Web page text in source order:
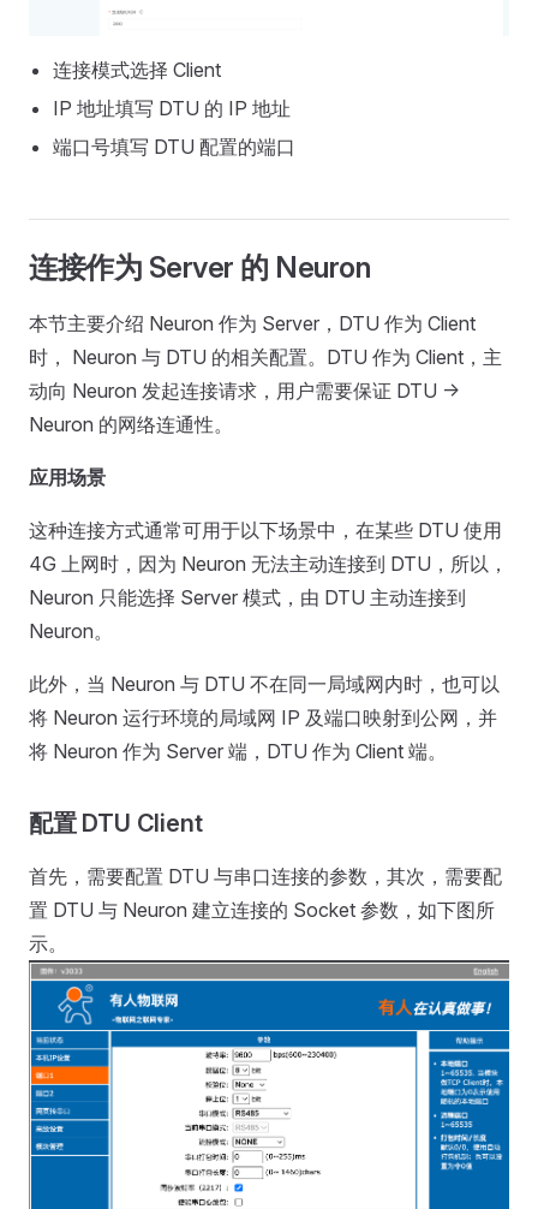
连接模式选择 Client
IP 地址填写 DTU 的 IP 地址
端口号填写 DTU 配置的端口
连接作为 Server 的 Neuron
本节主要介绍 Neuron 作为 Server，DTU 作为 Client
时， Neuron 与 DTU 的相关配置。DTU 作为 Client，主
动向 Neuron 发起连接请求，用户需要保证 DTU ->
Neuron 的网络连通性。
应用场景
这种连接方式通常可用于以下场景中，在某些 DTU 使用
4G 上网时，因为 Neuron 无法主动连接到 DTU，所以，
Neuron 只能选择 Server 模式，由 DTU 主动连接到
Neuron。
此外，当 Neuron 与 DTU 不在同一局域网内时，也可以
将 Neuron 运行环境的局域网 IP 及端口映射到公网，并
将 Neuron 作为 Server 端，DTU 作为 Client 端。
配置 DTU Client
首先，需要配置 DTU 与串口连接的参数，其次，需要配
置 DTU 与 Neuron 建立连接的 Socket 参数，如下图所
示。